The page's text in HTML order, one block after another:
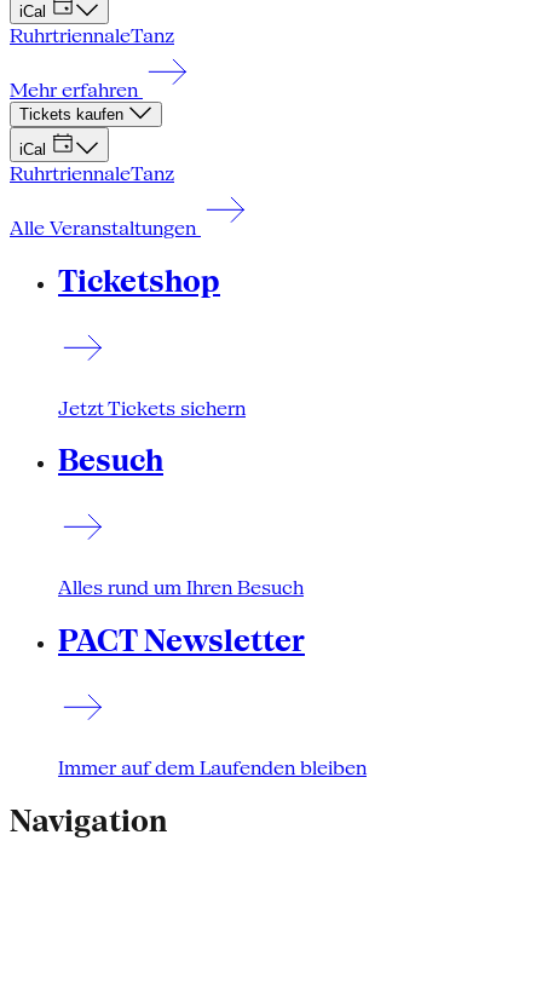
iCal
RuhrtriennaleTanz
Mehr erfahren
Tickets kaufen
iCal
RuhrtriennaleTanz
Alle Veranstaltungen
Ticketshop
Jetzt Tickets sichern
Besuch
Alles rund um Ihren Besuch
PACT Newsletter
Immer auf dem Laufenden bleiben
Navigation